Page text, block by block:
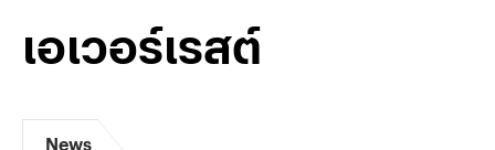
เอเวอร์เรสต์
News